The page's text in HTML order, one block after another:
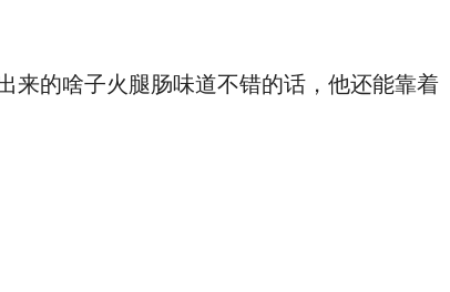
的啥子火腿肠味道不错的话，他还能靠着